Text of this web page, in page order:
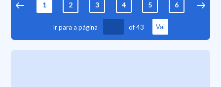
1 2 3 4 5 6 7
Ir para a página of43 Vai